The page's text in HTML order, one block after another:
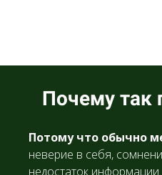
Почему так
Потому что обычно
неверие в себя,
недостаток информации.